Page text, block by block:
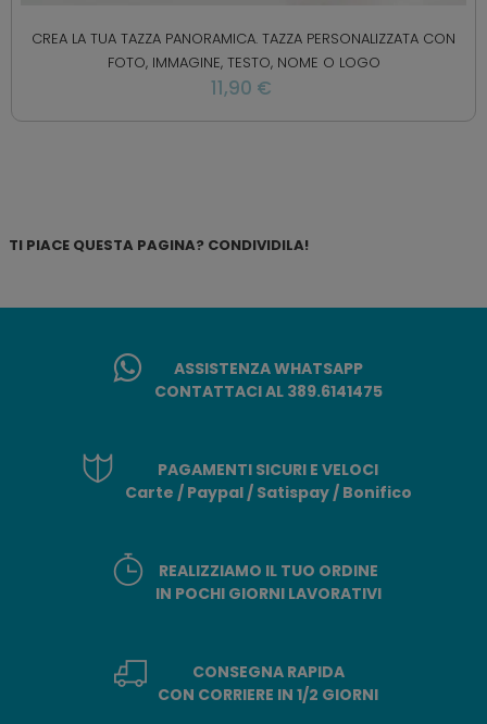
CREA LA TUA TAZZA PANORAMICA. TAZZA PERSONALIZZATA CON
FOTO, IMMAGINE, TESTO, NOME O LOGO
11,90 €
TI PIACE QUESTA PAGINA? CONDIVIDILA!
ASSISTENZA WHATSAPP
CONTATTACI AL 389.6141475
PAGAMENTI SICURI E VELOCI
Carte / Paypal / Satispay / Bonifico
REALIZZIAMO IL TUO ORDINE
IN POCHI GIORNI LAVORATIVI
CONSEGNA RAPIDA
CON CORRIERE IN 1/2 GIORNI